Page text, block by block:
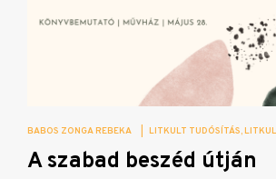
BABOS ZONGA REBEKA LITKULT TUDÓSÍTÁS
A szabad beszéd útján